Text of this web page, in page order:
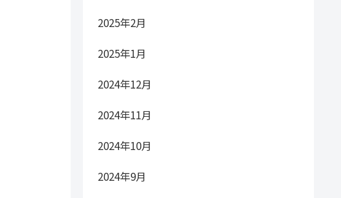
2025年2月
2025年1月
2024年12月
2024年11月
2024年10月
2024年9月